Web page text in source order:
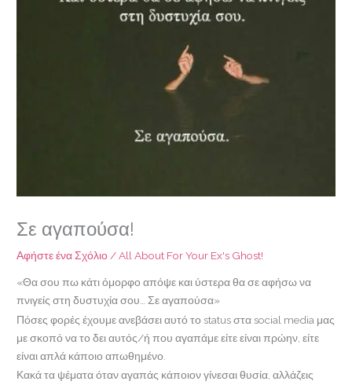
Σε αγαπούσα!
Αφήστε ένα Σχόλιο /All About For Your Ex's Ghost!
«Θα σου πω κάτι όμορφο απόψε και ύστερα θα σε αφήσω να
πνιγείς στη δυστυχία σου… Σε αγαπούσα»
Πόσες φορές έχουμε ανεβάσει αυτό το status στα social media μας
με σκοπό να το δει αυτός/ή που αγαπάμε είτε είναι πρώην, είτε
είναι απλά κάποιο απωθημένο.
Κακά τα ψέματα όταν αγαπάς κάποιον γίνεσαι θυσία, αλλάζεις